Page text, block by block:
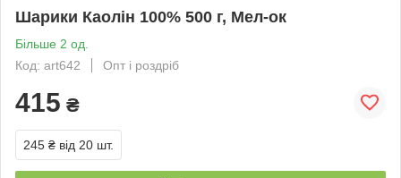
Шарики Каолін 100% 500 г, Мел-ок
Більше 2 од.
Код: art642
Опт і роздріб
415 ₴
245 ₴ від 20 шт.